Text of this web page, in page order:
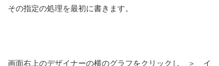
その指定の処理を最初に書きます。
画面右上のデザイナーの横のグラフをクリックし ＞ イ